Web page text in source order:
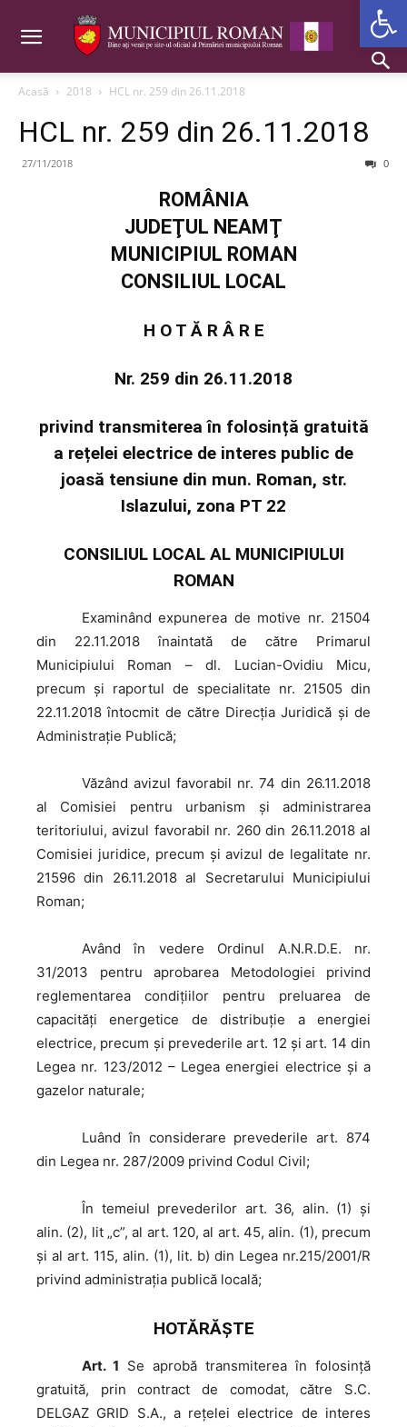
Acasă 2018 HCL nr. 259 din 26.11.2018
HCL nr. 259 din 26.11.2018
27/11/2018 0
ROMÂNIA
JUDEŢUL NEAMŢ
MUNICIPIUL ROMAN
CONSILIUL LOCAL
H O T Ă R Â R E
Nr. 259 din 26.11.2018
privind transmiterea în folosință gratuită
a rețelei electrice de interes public de
joasă tensiune din mun. Roman, str.
Islazului, zona PT 22
CONSILIUL LOCAL AL MUNICIPIULUI
ROMAN
Examinând expunerea de motive nr. 21504
din 22.11.2018 înaintată de către Primarul
Municipiului Roman – dl. Lucian-Ovidiu Micu,
precum şi raportul de specialitate nr. 21505 din
22.11.2018 întocmit de către Direcția Juridică și de
Administrație Publică;
Văzând avizul favorabil nr. 74 din 26.11.2018
al Comisiei pentru urbanism şi administrarea
teritoriului, avizul favorabil nr. 260 din 26.11.2018 al
Comisiei juridice, precum şi avizul de legalitate nr.
21596 din 26.11.2018 al Secretarului Municipiului
Roman;
Având în vedere Ordinul A.N.R.D.E. nr.
31/2013 pentru aprobarea Metodologiei privind
reglementarea condiţiilor pentru preluarea de
capacităţi energetice de distribuţie a energiei
electrice, precum și prevederile art. 12 și art. 14 din
Legea nr. 123/2012 – Legea energiei electrice și a
gazelor naturale;
Luând în considerare prevederile art. 874
din Legea nr. 287/2009 privind Codul Civil;
În temeiul prevederilor art. 36, alin. (1) și
alin. (2), lit „c”, al art. 120, al art. 45, alin. (1), precum
și al art. 115, alin. (1), lit. b) din Legea nr.215/2001/R
privind administraţia publică locală;
HOTĂRĂŞTE
Art. 1 Se aprobă transmiterea în folosință
gratuită, prin contract de comodat, către S.C.
DELGAZ GRID S.A., a rețelei electrice de interes